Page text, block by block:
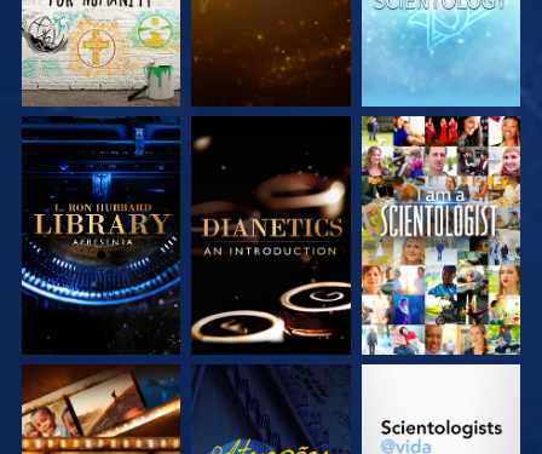
EXPLORE A SÉRIE EXPLORE A SÉRIE VEJA
EXPLORE A SÉRIE VEJA EXPLORE A SÉRIE